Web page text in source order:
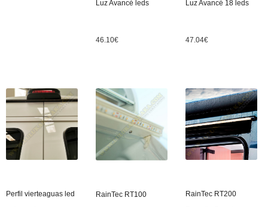
Luz Avancé leds
46.10€
Luz Avancé 18 leds
47.04€
Perfil vierteaguas led RainTec RT100 RainTec RT200